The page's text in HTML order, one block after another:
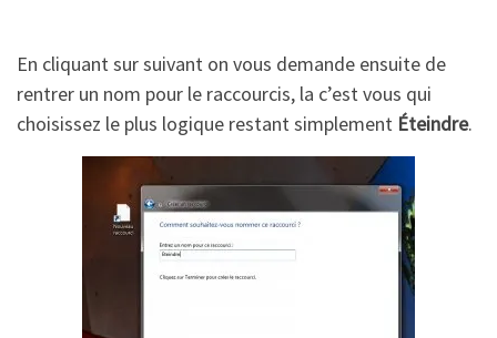
En cliquant sur suivant on vous demande ensuite de
rentrer un nom pour le raccourcis, la c’est vous qui
choisissez le plus logique restant simplement Éteindre.